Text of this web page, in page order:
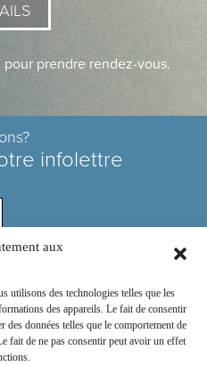
aux
utilisons des technologies telles que les
des appareils. Le fait de consentir
des données telles que le comportement de
fait de ne pas consentir peut avoir un effet
prendre rendez-vous.
infolettre